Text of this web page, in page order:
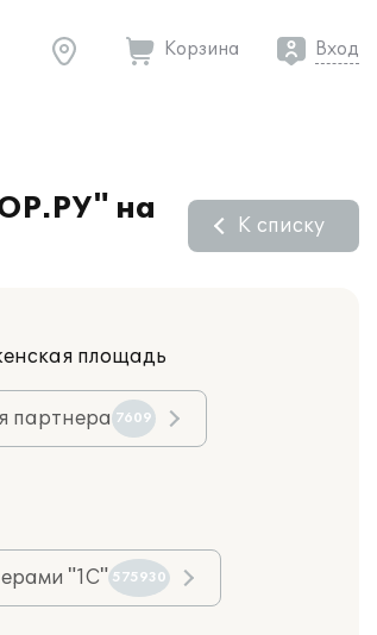
Корзина Вход
на
К списку
площадь
партнера 7609
"1С" 575930